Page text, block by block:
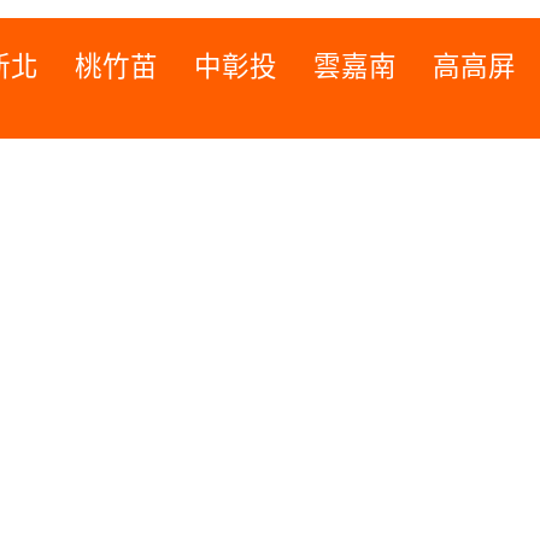
北 桃竹苗 中彰投 雲嘉南 高高屏